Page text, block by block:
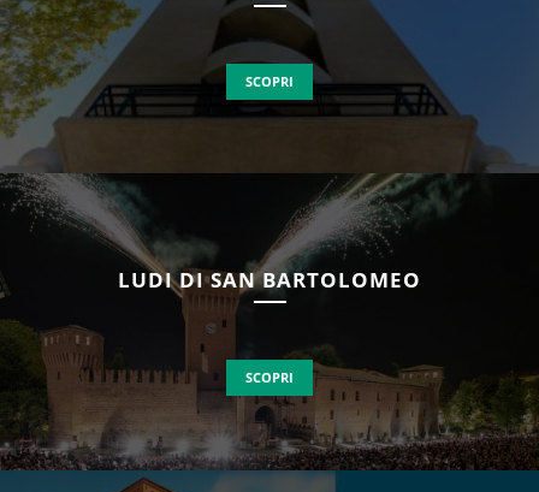
SCOPRI
LUDI DI SAN BARTOLOMEO
SCOPRI